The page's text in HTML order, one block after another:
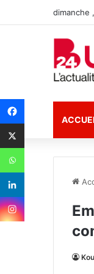
dimanche